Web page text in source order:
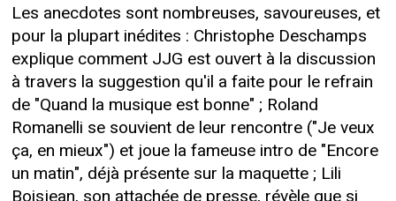
Les anecdotes sont nombreuses, savoureuses, et
pour la plupart inédites : Christophe Deschamps
explique comment JJG est ouvert à la discussion
à travers la suggestion qu'il a faite pour le refrain
de "Quand la musique est bonne" ; Roland
Romanelli se souvient de leur rencontre ("Je veux
ça, en mieux") et joue la fameuse intro de "Encore
un matin", déjà présente sur la maquette ; Lili